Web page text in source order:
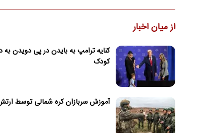
از میان اخبار
کنایه ترامپ به بایدن در پی دویدن به
کودک
آموزش سربازان کره شمالی توسط